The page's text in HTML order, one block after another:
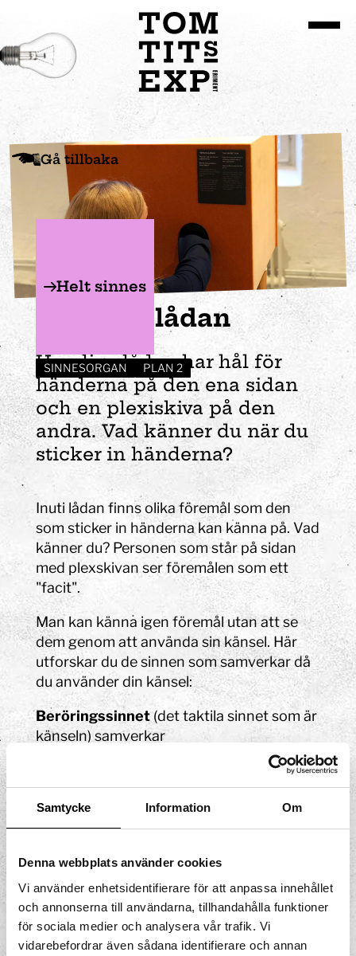
Samtycke Information Om
Denna webbplats använder cookies
Vi använder enhetsidentifierare för att anpassa innehållet
och annonserna till användarna, tillhandahålla funktioner
för sociala medier och analysera vår trafik. Vi
vidarebefordrar även sådana identifierare och annan
Gå tillbaka
Helt sinnes
SINNESORGAN PLAN 2
Hemliga lådan
Hemliga lådan har hål för
händerna på den ena sidan
och en plexiskiva på den
andra. Vad känner du när du
sticker in händerna?
Inuti lådan finns olika föremål som den
som sticker in händerna kan känna på. Vad
känner du? Personen som står på sidan
med plexskivan ser föremålen som ett
"facit".
Man kan känna igen föremål utan att se
dem genom att använda sin känsel. Här
utforskar du de sinnen som samverkar då
du använder din känsel:
Beröringssinnet(det taktila sinnet som är
känseln) samverkar
proprioceptiva systemet) som hjälper dig
riktningar i förhållande till din kropp och
systemet).
Föremålen i lådan byts ut med jämna
mellanrum så välkommen tillbaka och
prova igen!